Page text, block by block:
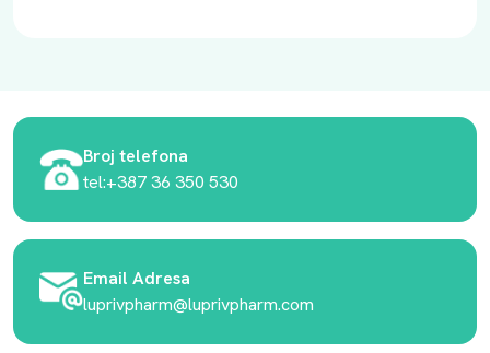
Broj telefona
tel:+387 36 350 530
Email Adresa
luprivpharm@luprivpharm.com